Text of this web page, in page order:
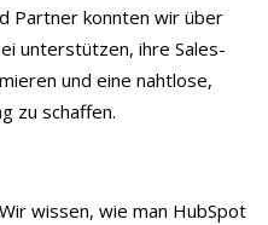
Partner konnten wir über
unterstützen, ihre Sales-
und eine nahtlose,
zu schaffen.
wissen, wie man HubSpot